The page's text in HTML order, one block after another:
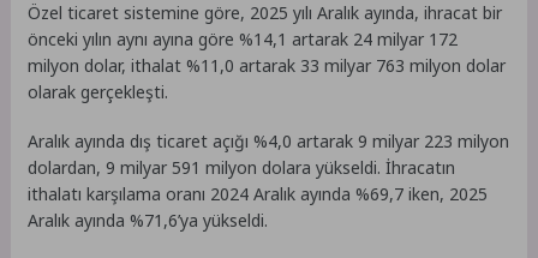
Özel ticaret sistemine göre, 2025 yılı Aralık ayında, ihracat bir
önceki yılın aynı ayına göre %14,1 artarak 24 milyar 172
milyon dolar, ithalat %11,0 artarak 33 milyar 763 milyon dolar
olarak gerçekleşti.
Aralık ayında dış ticaret açığı %4,0 artarak 9 milyar 223 milyon
dolardan, 9 milyar 591 milyon dolara yükseldi. İhracatın
ithalatı karşılama oranı 2024 Aralık ayında %69,7 iken, 2025
Aralık ayında %71,6’ya yükseldi.